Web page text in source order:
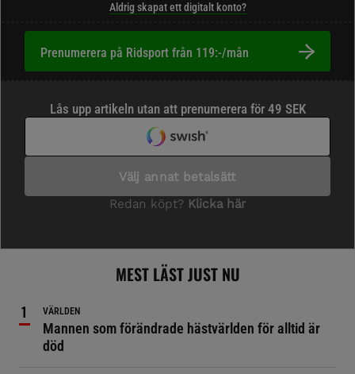
Aldrig skapat ett digitalt konto?
Prenumerera på Ridsport från 119:-/mån
MEST LÄST JUST NU
VÄRLDEN
Mannen som förändrade hästvärlden för alltid är
död